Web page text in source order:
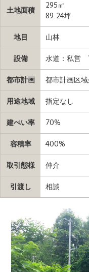
土地面積
295㎡
89.24坪
地目 山林
設備 水道：私営
都市計画 都市計画区
用途地域 指定なし
建ぺい率 70%
容積率 400%
取引態様 仲介
引渡し 相談